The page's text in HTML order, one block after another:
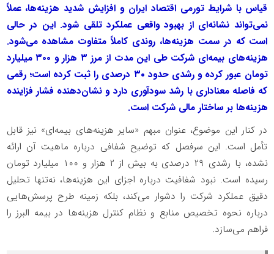
قیاس با شرایط تورمی اقتصاد ایران و افزایش شدید هزینه‌ها، عملاً
نمی‌تواند نشانه‌ای از بهبود واقعی عملکرد تلقی شود. این در حالی
است که در سمت هزینه‌ها، روندی کاملاً متفاوت مشاهده می‌شود.
هزینه‌های بیمه‌ای شرکت طی این مدت از مرز ۳ هزار و ۳۰۰ میلیارد
تومان عبور کرده و رشدی حدود ۳۰ درصدی را ثبت کرده است؛ رقمی
که فاصله معناداری با رشد سودآوری دارد و نشان‌دهنده فشار فزاینده
هزینه‌ها بر ساختار مالی شرکت است.
در کنار این موضوع، عنوان مبهم «سایر هزینه‌های بیمه‌ای» نیز قابل
تأمل است. این سرفصل که توضیح شفافی درباره ماهیت آن ارائه
نشده، با رشدی ۲۹ درصدی به بیش از ۲ هزار و ۱۰۰ میلیارد تومان
رسیده است. نبود شفافیت درباره اجزای این هزینه‌ها، نه‌تنها تحلیل
دقیق عملکرد شرکت را دشوار می‌کند، بلکه زمینه طرح پرسش‌هایی
درباره نحوه تخصیص منابع و نظام کنترل هزینه‌ها در بیمه البرز را
فراهم می‌سازد.